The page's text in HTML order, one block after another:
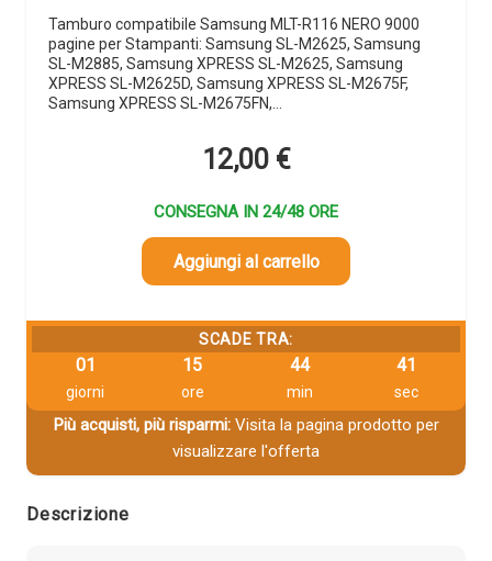
Tamburo compatibile Samsung MLT-R116 NERO 9000
pagine per Stampanti: Samsung SL-M2625, Samsung
SL-M2885, Samsung XPRESS SL-M2625, Samsung
XPRESS SL-M2625D, Samsung XPRESS SL-M2675F,
Samsung XPRESS SL-M2675FN,…
12,00 €
CONSEGNA IN 24/48 ORE
Aggiungi al carrello
SCADE TRA:
01
giorni
15
ore
44
min
41
sec
Più acquisti, più risparmi:Visita la pagina prodotto per
visualizzare l'offerta
Descrizione